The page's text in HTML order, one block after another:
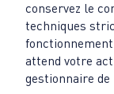
conservez le
techniques
attend votre
gestionnaire